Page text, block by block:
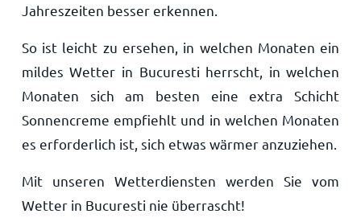
Jahreszeiten besser erkennen.
So ist leicht zu ersehen, in welchen Monaten ein
mildes Wetter in Bucuresti herrscht, in welchen
Monaten sich am besten eine extra Schicht
Sonnencreme empfiehlt und in welchen Monaten
es erforderlich ist, sich etwas wärmer anzuziehen.
Mit unseren Wetterdiensten werden Sie vom
Wetter in Bucuresti nie überrascht!